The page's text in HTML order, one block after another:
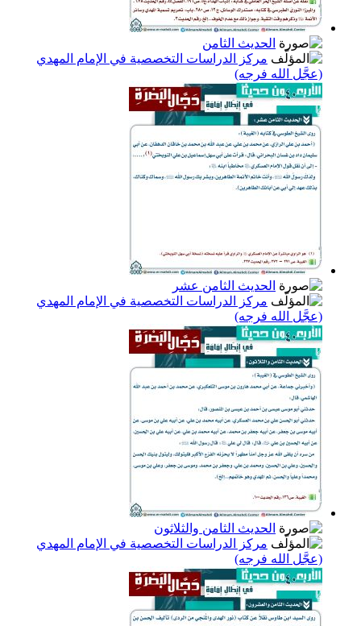
الحديث الثامن
مركز الدراسات التخصصية في الإمام المهدي
(عجَّل الله فرجه)
الحديث الثامن عشر
مركز الدراسات التخصصية في الإمام المهدي
(عجَّل الله فرجه)
الحديث الثامن والثلاثون
مركز الدراسات التخصصية في الإمام المهدي
(عجَّل الله فرجه)